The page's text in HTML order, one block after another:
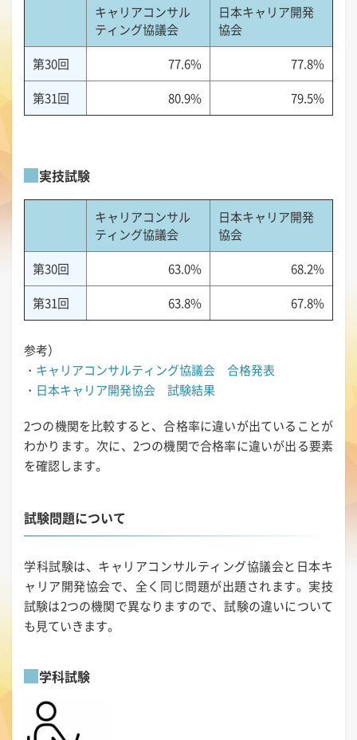
キャリアコンサル
ティング協議会
日本キャリア開発
協会
第30回
77.6%
77.8%
第31回
80.9% 79.5%
実技試験
キャリアコンサル
ティング協議会
日本キャリア開発
協会
第30回
63.0%
68.2%
第31回
63.8% 67.8%
参考）
・ キャリアコンサルティング協議会 合格発表
・ 日本キャリア開発協会 試験結果
2つの機関を比較すると、合格率に違いが出ていることが
わかります。次に、2つの機関で合格率に違いが出る要素
を確認します。
試験問題について
学科試験は、キャリアコンサルティング協議会と日本キ
ャリア開発協会で、全く同じ問題が出題されます。実技
試験は2つの機関で異なりますので、試験の違いについて
も見ていきます。
学科試験